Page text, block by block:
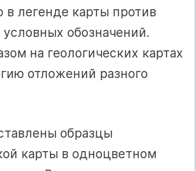
легенде карты против
обозначений.
на геологических картах
отложений разного
образцы
карты в одноцветном